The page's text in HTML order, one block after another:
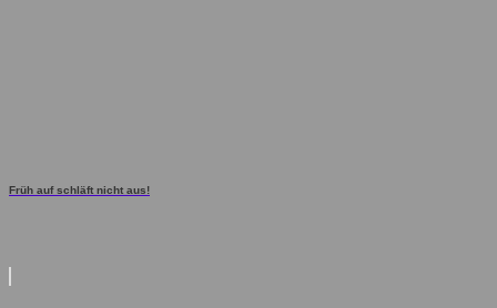
Früh auf schläft nicht aus!